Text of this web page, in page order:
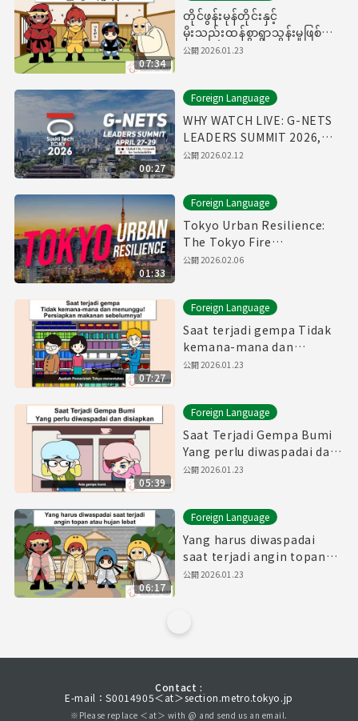
07:34
တိုင်ဖွန်းမုန်တိုင်းနှင့်
မိုးသည်းထန်စွာရွာသွန်းမှုဖြစ်ပွား
ခြင်း၊ကြိုတင်ပြင်ဆင်ရမည့်အရာ
公開2026.01.23
00:27
Foreign Language
WHY WATCH LIVE: G-NETS
LEADERS SUMMIT 2026,
April 27-29
公開2026.02.12
01:33
Foreign Language
Tokyo Urban Resilience:
The Tokyo Fire
Department Annual Fire
公開2026.02.06
07:27
Foreign Language
Saat terjadi gempa Tidak
kemana-mana dan
menunggu! Persiapkan
公開2026.01.23
05:39
Foreign Language
Saat Terjadi Gempa Bumi
Yang perlu diwaspadai dan
disiapkan
公開2026.01.23
06:17
Foreign Language
Yang harus diwaspadai
saat terjadi angin topan
atau hujan lebat
公開2026.01.23
Contact :
E-mail：S0014905＜at＞section.metro.tokyo.jp
※Please replace ＜at＞ with @ and send us an email.